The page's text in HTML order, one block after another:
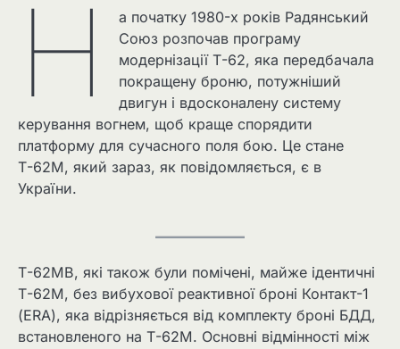
Н
а початку 1980-х років Радянський
Союз розпочав програму
модернізації Т-62, яка передбачала
покращену броню, потужніший
двигун і вдосконалену систему
керування вогнем, щоб краще спорядити
платформу для сучасного поля бою. Це стане
Т-62М, який зараз, як повідомляється, є в
України.
Т-62МВ, які також були помічені, майже ідентичні
Т-62М, без вибухової реактивної броні Контакт-1
(ERA), яка відрізняється від комплекту броні БДД,
встановленого на Т-62М. Основні відмінності між